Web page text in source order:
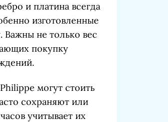
и платина всегда
изготовленные
Важны не только вес
покупку
могут стоить
сохраняют или
учитывает их